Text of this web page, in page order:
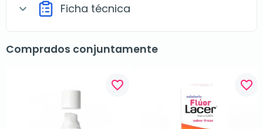
expand_more Ficha técnica
Comprados conjuntamente
favorite_border favorite_border